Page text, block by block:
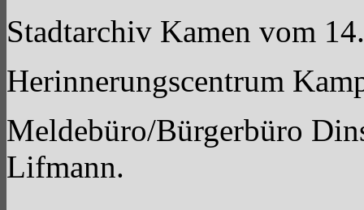
Stadtarchiv Kamen vom
Herinnerungscentrum
Meldebüro/Bürgerbüro
Lifmann.